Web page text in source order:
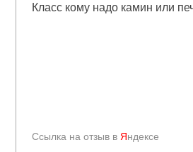
Ссылка на отзыв в Яндексе
Класс кому надо камин или